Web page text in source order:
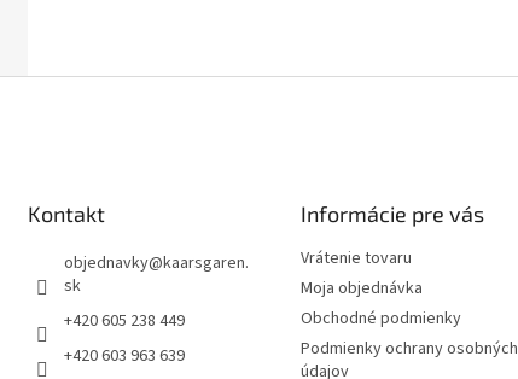
Kontakt
objednavky@kaarsgaren.
sk
+420 605 238 449
+420 603 963 639
Informácie pre vás
Vrátenie tovaru
Moja objednávka
Obchodné podmienky
Podmienky ochrany osobných
údajov